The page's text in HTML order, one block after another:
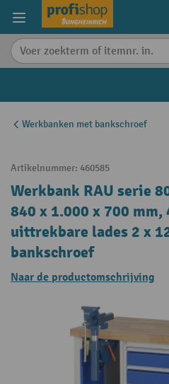
content
Werkbanken met bankschroef
Artikelnummer: 460585
Werkbank RAU serie
840 x 1.000 x 700 mm,
uittrekbare lades 2 x
bankschroef
Naar de productomschrijving